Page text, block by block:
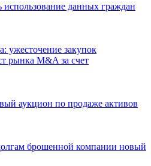
использование данных граждан
ужесточение закупок
рынка M&A за счет
аукцион по продаже активов
брошенной компании новый